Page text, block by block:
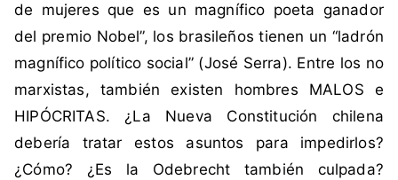
S
e
r
r
de mujeres que es un magnífico poeta ganador
del premio Nobel”, los brasileños tienen un “ladrón
magnífico político social” (José Serra). Entre los no
marxistas, también existen hombres MALOS e
HIPÓCRITAS. ¿La Nueva Constitución chilena
debería tratar estos asuntos para impedirlos?
¿Cómo? ¿Es la Odebrecht también culpada?